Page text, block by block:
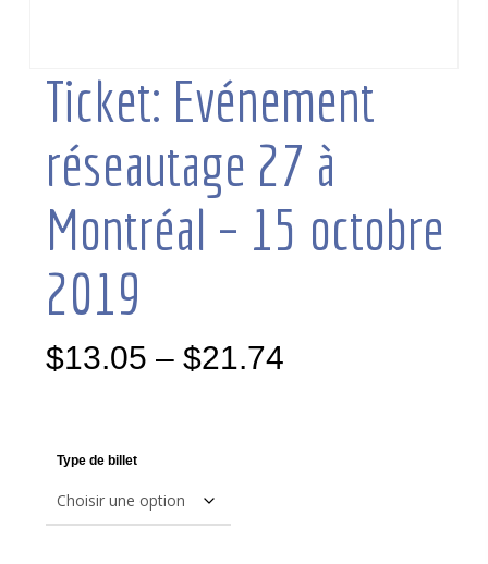
Ticket: Evénement
réseautage 27 à
Montréal – 15 octobre
2019
$13.05 – $21.74
Type de billet